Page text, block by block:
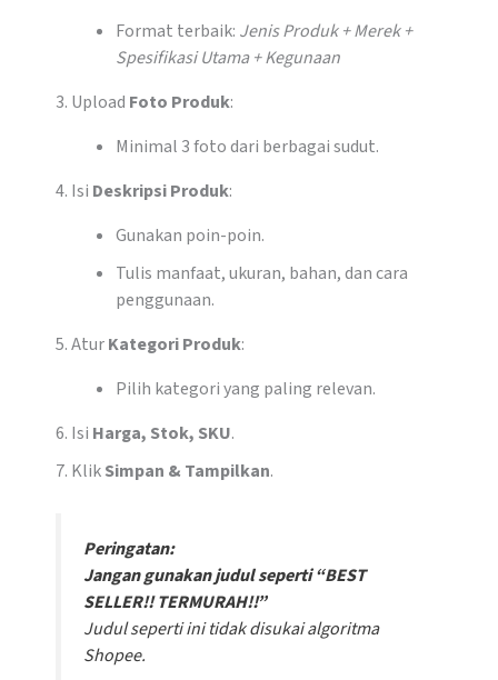
Format terbaik: Jenis Produk + Merek +
Spesifikasi Utama + Kegunaan
Upload Foto Produk:
Minimal 3 foto dari berbagai sudut.
Isi Deskripsi Produk:
Gunakan poin-poin.
Tulis manfaat, ukuran, bahan, dan cara
penggunaan.
AturKategori Produk:
Pilih kategori yang paling relevan.
Isi Harga, Stok, SKU.
KlikSimpan & Tampilkan.
Peringatan:
Jangan gunakan judul seperti “BEST
SELLER!! TERMURAH!!”
Judul seperti ini tidak disukai algoritma
Shopee.